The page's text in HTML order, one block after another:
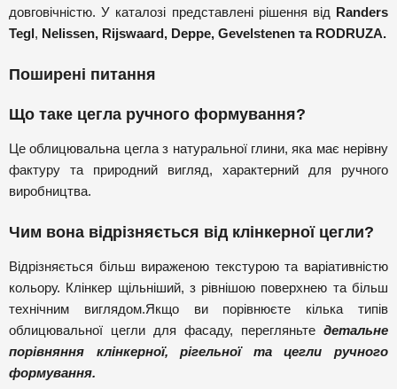
довговічністю. У каталозі представлені рішення від Randers
Tegl, Nelissen, Rijswaard, Deppe, Gevelstenen та RODRUZA.
Поширені питання
Що таке цегла ручного формування?
Це облицювальна цегла з натуральної глини, яка має нерівну
фактуру та природний вигляд, характерний для ручного
виробництва.
Чим вона відрізняється від клінкерної цегли?
Відрізняється більш вираженою текстурою та варіативністю
кольору. Клінкер щільніший, з рівнішою поверхнею та більш
технічним виглядом.Якщо ви порівнюєте кілька типів
облицювальної цегли для фасаду, перегляньте детальне
порівняння клінкерної, рігельної та цегли ручного
формування.